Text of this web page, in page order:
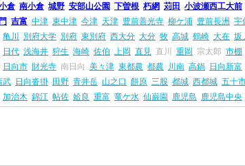
倉 南小倉 城野 安部山公園 下曽根 朽網 苅田 小波瀬西工大前
吉富 中津 東中津 今津 天津 豊前善光寺 柳ケ浦 豊前長洲 宇
亀川 別府大学 別府 東別府 西大分 大分 牧 高城 鶴崎 大在 坂
日代 浅海井 狩生 海崎 佐伯 上岡 直見 直川 重岡 宗太郎 市棚
日向市 財光寺 南日向 美々津 東都農 都農 川南 高鍋 日向新富
武 日向沓掛 田野 青井岳 山之口 餅原 三股 都城 西都城 五十
加治木 錦江 帖佐 姶良 重富 竜ケ水 仙巌園 鹿児島 鹿児島中央